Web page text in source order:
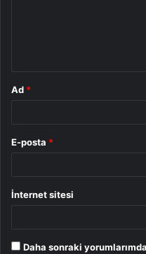
Ad *
E-posta *
İnternet sitesi
Daha sonraki